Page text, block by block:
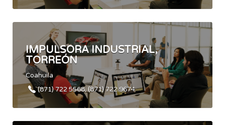
IMPULSORA INDUSTRIAL,
TORREÓN
Coahuila
(871) 722 5568, (871) 722 9674